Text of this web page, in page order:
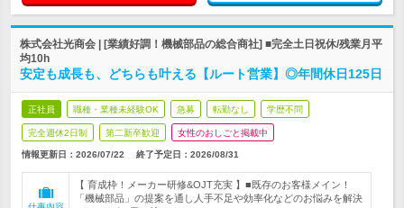
株式会社光商会 | [業績好調！機械部品の総合商社] ■完全土日祝休/残業月平
均10h
安定も成長も、どちらも叶える【ルート営業】◎年間休日125日
正社員 職種・業種未経験OK 急募 転勤なし 学歴不問
完全週休2日制 第二新卒歓迎 女性のおしごと掲載中
情報更新日：2026/07/22 終了予定日： 2026/08/31
【 育成枠！メーカー研修&OJT充実 】■既存のお客様メイン！
「機械部品」の提案を通し人手不足や効率化などのお悩みを解決